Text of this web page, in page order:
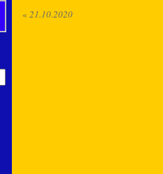
« 21.10.2020